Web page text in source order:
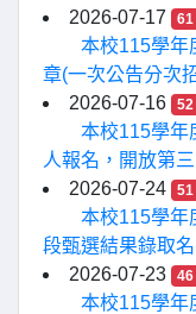
2026-07-17
61
本校115學年
章(一次公告分次
2026-07-16
52
本校115學年
人報名，開放第
2026-07-24
51
本校115學年
段甄選結果錄取名
2026-07-23
46
本校115學年